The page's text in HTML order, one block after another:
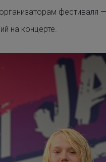
фестиваля
на концерте.